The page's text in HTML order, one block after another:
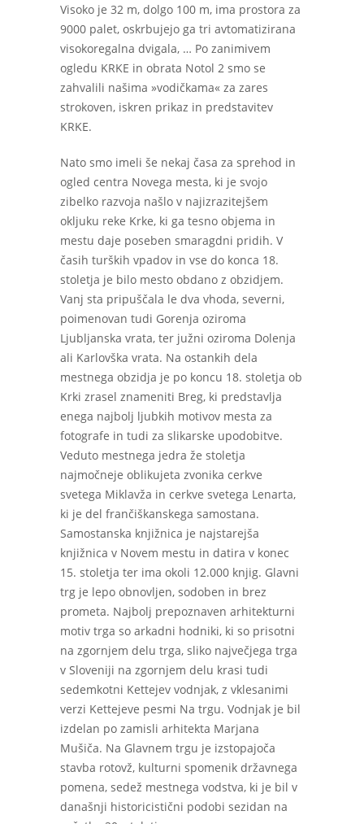
Visoko je 32 m, dolgo 100 m, ima prostora za
9000 palet, oskrbujejo ga tri avtomatizirana
visokoregalna dvigala, … Po zanimivem
ogledu KRKE in obrata Notol 2 smo se
zahvalili našima »vodičkama« za zares
strokoven, iskren prikaz in predstavitev
KRKE.
Nato smo imeli še nekaj časa za sprehod in
ogled centra Novega mesta, ki je svojo
zibelko razvoja našlo v najizrazitejšem
okljuku reke Krke, ki ga tesno objema in
mestu daje poseben smaragdni pridih. V
časih turških vpadov in vse do konca 18.
stoletja je bilo mesto obdano z obzidjem.
Vanj sta pripuščala le dva vhoda, severni,
poimenovan tudi Gorenja oziroma
Ljubljanska vrata, ter južni oziroma Dolenja
ali Karlovška vrata. Na ostankih dela
mestnega obzidja je po koncu 18. stoletja ob
Krki zrasel znameniti Breg, ki predstavlja
enega najbolj ljubkih motivov mesta za
fotografe in tudi za slikarske upodobitve.
Veduto mestnega jedra že stoletja
najmočneje oblikujeta zvonika cerkve
svetega Miklavža in cerkve svetega Lenarta,
ki je del frančiškanskega samostana.
Samostanska knjižnica je najstarejša
knjižnica v Novem mestu in datira v konec
15. stoletja ter ima okoli 12.000 knjig. Glavni
trg je lepo obnovljen, sodoben in brez
prometa. Najbolj prepoznaven arhitekturni
motiv trga so arkadni hodniki, ki so prisotni
na zgornjem delu trga, sliko največjega trga
v Sloveniji na zgornjem delu krasi tudi
sedemkotni Kettejev vodnjak, z vklesanimi
verzi Kettejeve pesmi Na trgu. Vodnjak je bil
izdelan po zamisli arhitekta Marjana
Mušiča. Na Glavnem trgu je izstopajoča
stavba rotovž, kulturni spomenik državnega
pomena, sedež mestnega vodstva, ki je bil v
današnji historicistični podobi sezidan na